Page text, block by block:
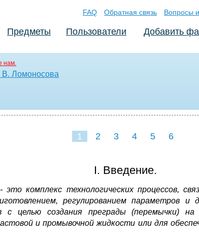
FAQ Обратная связь Вопросы
Предметы Пользователи Добавить
нам.
В. Ломоносова
1 2 3 4 5 6
I. Введение.
это комплекс технологических процессов,
регулированием параметров
с целью создания преграды (перемычки)
и промывочной жидкости или для